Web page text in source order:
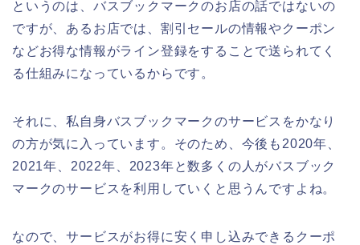
というのは、バスブックマークのお店の話ではないの
ですが、あるお店では、割引セールの情報やクーポン
などお得な情報がライン登録をすることで送られてく
る仕組みになっているからです。
それに、私自身バスブックマークのサービスをかなり
の方が気に入っています。そのため、今後も2020年、
2021年、2022年、2023年と数多くの人がバスブック
マークのサービスを利用していくと思うんですよね。
なので、サービスがお得に安く申し込みできるクーポ